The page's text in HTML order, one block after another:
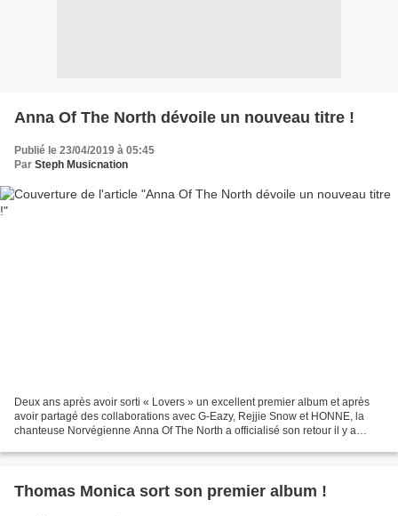
Anna Of The North dévoile un nouveau titre !
Publié le 23/04/2019 à 05:45
Par Steph Musicnation
Deux ans après avoir sorti « Lovers » un excellent premier album et après
avoir partagé des collaborations avec G-Eazy, Rejjie Snow et HONNE, la
chanteuse Norvégienne Anna Of The North a officialisé son retour il y a
Thomas Monica sort son premier album !